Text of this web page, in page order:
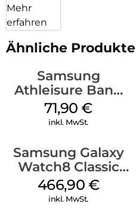
Mehr
erfahren
Ähnliche Produkte
Samsung
Athleisure Band
(S/M) Galaxy
Watch8/Watch8
71,90€
inkl. MwSt.
Samsung Galaxy
Watch8 Classic
White
466,90 €
inkl. MwSt.